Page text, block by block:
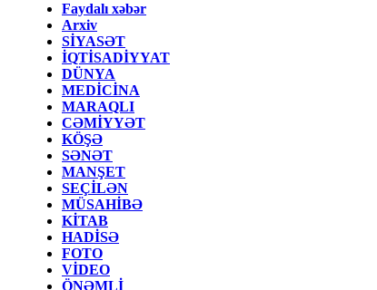
Faydalı xəbər
Arxiv
SİYASƏT
İQTİSADİYYAT
DÜNYA
MEDİCİNA
MARAQLI
CƏMİYYƏT
KÖŞƏ
SƏNƏT
MANŞET
SEÇİLƏN
MÜSAHİBƏ
KİTAB
HADİSƏ
FOTO
VİDEO
ÖNƏMLİ